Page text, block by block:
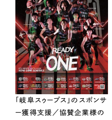
「岐阜スゥープス」のスポンサ
ー獲得支援／協賛企業様の